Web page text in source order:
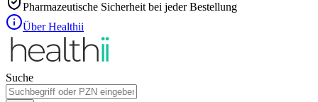
Pharmazeutische Sicherheit bei jeder Bestellung
Über Healthii
Suche